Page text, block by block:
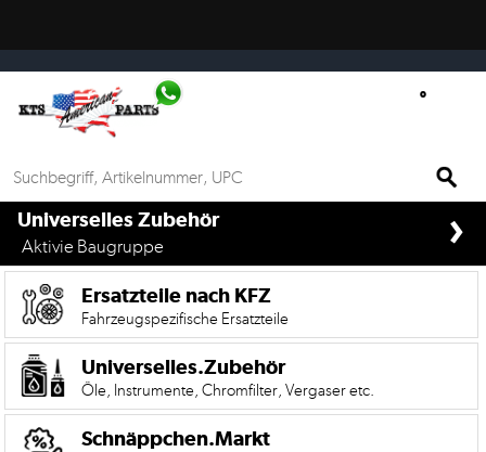
nach
KFZ
Universelles
Anfrage
&
Kontaktformular
Garage
Carport
Die
Mobile
Version
if%> >
Universelles Zubehör
Aktivie Baugruppe ›
Ersatzteile nach KFZ
Fahrzeugspezifische Ersatzteile
Universelles.Zubehör
Öle, Instrumente, Chromfilter, Vergaser etc.
Schnäppchen.Markt